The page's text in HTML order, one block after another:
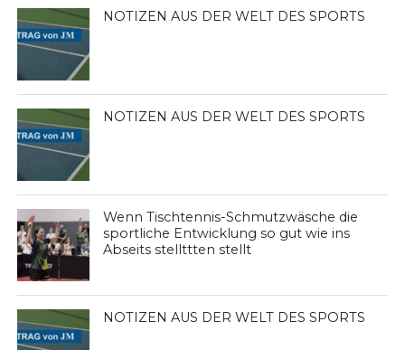
NOTIZEN AUS DER WELT DES SPORTS
NOTIZEN AUS DER WELT DES SPORTS
Wenn Tischtennis-Schmutzwäsche die
sportliche Entwicklung so gut wie ins
Abseits stellttten stellt
NOTIZEN AUS DER WELT DES SPORTS